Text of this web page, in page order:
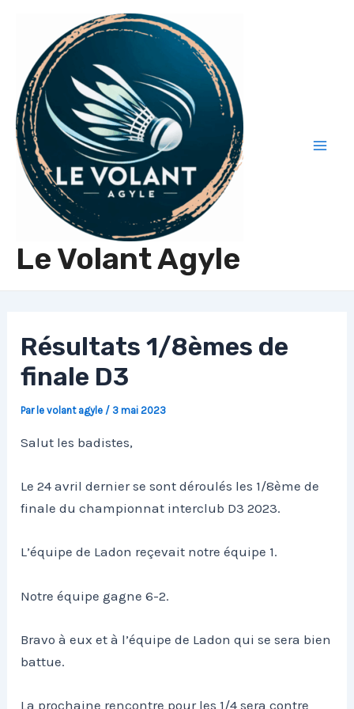
contenu
Le Volant Agyle
Résultats 1/8èmes de
finale D3
Par le volant agyle / 3 mai 2023
Salut les badistes,
Le 24 avril dernier se sont déroulés les 1/8ème de
finale du championnat interclub D3 2023.
L’équipe de Ladon reçevait notre équipe 1.
Notre équipe gagne 6-2.
Bravo à eux et à l’équipe de Ladon qui se sera bien
battue.
La prochaine rencontre pour les 1/4 sera contre